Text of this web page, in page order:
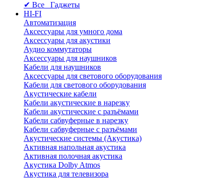
✔ Все Гаджеты
HI-FI
Автоматизация
Аксессуары для умного дома
Аксессуары для акустики
Аудио коммутаторы
Аксессуары для наушников
Кабели для наушников
Аксессуары для светового оборудования
Кабели для светового оборудования
Акустические кабели
Кабели акустические в нарезку
Кабели акустические с разъёмами
Кабели сабвуферные в нарезку
Кабели сабвуферные с разъёмами
Акустические системы (Акустика)
Активная напольная акустика
Активная полочная акустика
Акустика Dolby Atmos
Акустика для телевизора